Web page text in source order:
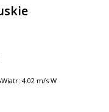
Wiatr: 4.02 m/s W